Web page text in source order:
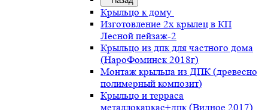
Крыльцо к дому
Изготовление 2х крылец в КП
Лесной пейзаж-2
Крыльцо из дпк для частного дома
(НароФоминск 2018г)
Монтаж крыльца из ДПК (древесно
полимерный композит)
Крыльцо и терраса
металлокаркас+дпк (Видное 2017)